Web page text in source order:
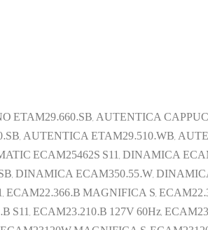
AUTENTICA
AUTENTICA ETAM29.510.WB,
ECAM25462S S11, DINAMICA
DINAMICA ECAM350.55.W,
MAGNIFICA S,
S11, ECAM23.210.B 127V 60Hz,